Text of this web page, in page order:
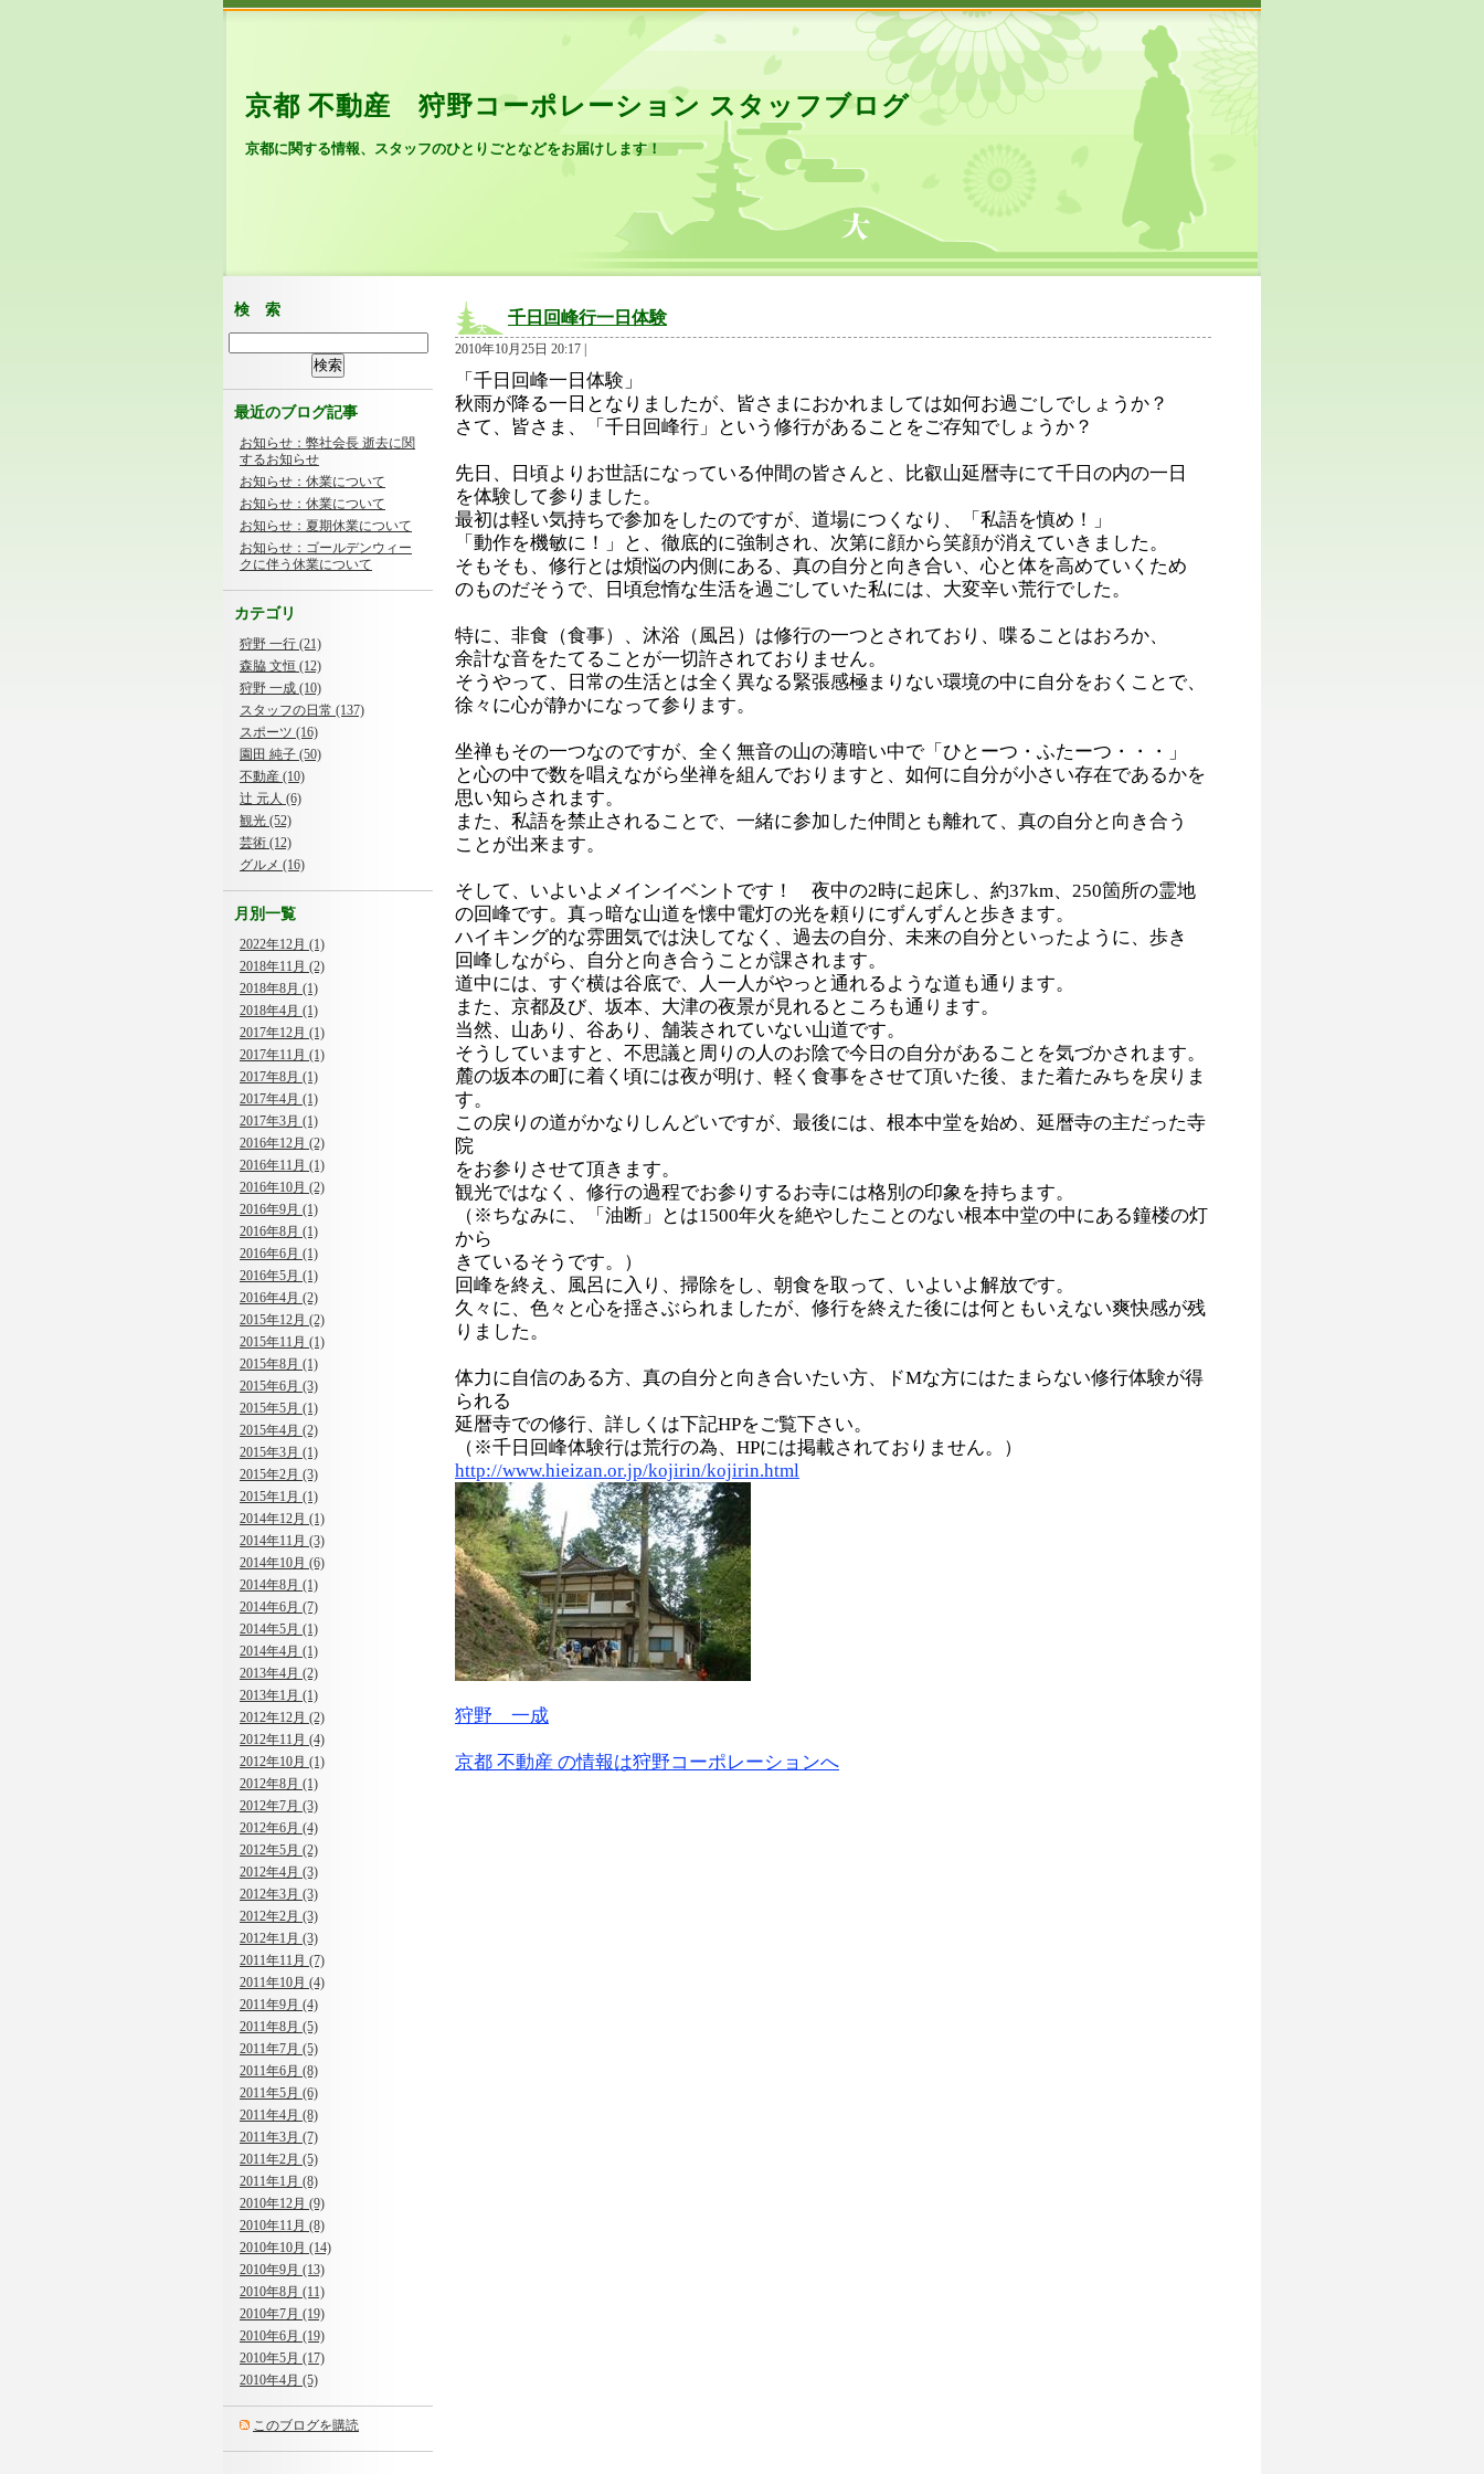
京都 不動産 狩野コーポレーション スタッフブログ
京都に関する情報、スタッフのひとりごとなどをお届けします！
検 索
最近のブログ記事
お知らせ：弊社会長 逝去に関
するお知らせ
お知らせ：休業について
お知らせ：休業について
お知らせ：夏期休業について
お知らせ：ゴールデンウィー
クに伴う休業について
カテゴリ
狩野 一行 (21)
森脇 文恒 (12)
狩野 一成 (10)
スタッフの日常 (137)
スポーツ (16)
園田 純子 (50)
不動産 (10)
辻 元人 (6)
観光 (52)
芸術 (12)
グルメ (16)
月別一覧
2022年12月 (1)
2018年11月 (2)
2018年8月 (1)
2018年4月 (1)
2017年12月 (1)
2017年11月 (1)
2017年8月 (1)
2017年4月 (1)
2017年3月 (1)
2016年12月 (2)
2016年11月 (1)
2016年10月 (2)
2016年9月 (1)
2016年8月 (1)
2016年6月 (1)
2016年5月 (1)
2016年4月 (2)
2015年12月 (2)
2015年11月 (1)
2015年8月 (1)
2015年6月 (3)
2015年5月 (1)
2015年4月 (2)
2015年3月 (1)
2015年2月 (3)
2015年1月 (1)
2014年12月 (1)
2014年11月 (3)
2014年10月 (6)
2014年8月 (1)
2014年6月 (7)
2014年5月 (1)
2014年4月 (1)
2013年4月 (2)
2013年1月 (1)
2012年12月 (2)
2012年11月 (4)
2012年10月 (1)
2012年8月 (1)
2012年7月 (3)
2012年6月 (4)
2012年5月 (2)
2012年4月 (3)
2012年3月 (3)
2012年2月 (3)
2012年1月 (3)
2011年11月 (7)
2011年10月 (4)
2011年9月 (4)
2011年8月 (5)
2011年7月 (5)
2011年6月 (8)
2011年5月 (6)
2011年4月 (8)
2011年3月 (7)
2011年2月 (5)
2011年1月 (8)
2010年12月 (9)
2010年11月 (8)
2010年10月 (14)
2010年9月 (13)
2010年8月 (11)
2010年7月 (19)
2010年6月 (19)
2010年5月 (17)
2010年4月 (5)
このブログを購読
千日回峰行一日体験
2010年10月25日 20:17 |
「千日回峰一日体験」
秋雨が降る一日となりましたが、皆さまにおかれましては如何お過ごしでしょうか？
さて、皆さま、「千日回峰行」という修行があることをご存知でしょうか？
先日、日頃よりお世話になっている仲間の皆さんと、比叡山延暦寺にて千日の内の一日
を体験して参りました。
最初は軽い気持ちで参加をしたのですが、道場につくなり、「私語を慎め！」
「動作を機敏に！」と、徹底的に強制され、次第に顔から笑顔が消えていきました。
そもそも、修行とは煩悩の内側にある、真の自分と向き合い、心と体を高めていくため
のものだそうで、日頃怠惰な生活を過ごしていた私には、大変辛い荒行でした。
特に、非食（食事）、沐浴（風呂）は修行の一つとされており、喋ることはおろか、
余計な音をたてることが一切許されておりません。
そうやって、日常の生活とは全く異なる緊張感極まりない環境の中に自分をおくことで、
徐々に心が静かになって参ります。
坐禅もその一つなのですが、全く無音の山の薄暗い中で「ひとーつ・ふたーつ・・・」
と心の中で数を唱えながら坐禅を組んでおりますと、如何に自分が小さい存在であるかを
思い知らされます。
また、私語を禁止されることで、一緒に参加した仲間とも離れて、真の自分と向き合う
ことが出来ます。
そして、いよいよメインイベントです！ 夜中の2時に起床し、約37km、250箇所の霊地
の回峰です。真っ暗な山道を懐中電灯の光を頼りにずんずんと歩きます。
ハイキング的な雰囲気では決してなく、過去の自分、未来の自分といったように、歩き
回峰しながら、自分と向き合うことが課されます。
道中には、すぐ横は谷底で、人一人がやっと通れるような道も通ります。
また、京都及び、坂本、大津の夜景が見れるところも通ります。
当然、山あり、谷あり、舗装されていない山道です。
そうしていますと、不思議と周りの人のお陰で今日の自分があることを気づかされます。
麓の坂本の町に着く頃には夜が明け、軽く食事をさせて頂いた後、また着たみちを戻りま
す。
この戻りの道がかなりしんどいですが、最後には、根本中堂を始め、延暦寺の主だった寺
院
をお参りさせて頂きます。
観光ではなく、修行の過程でお参りするお寺には格別の印象を持ちます。
（※ちなみに、「油断」とは1500年火を絶やしたことのない根本中堂の中にある鐘楼の灯
から
きているそうです。）
回峰を終え、風呂に入り、掃除をし、朝食を取って、いよいよ解放です。
久々に、色々と心を揺さぶられましたが、修行を終えた後には何ともいえない爽快感が残
りました。
体力に自信のある方、真の自分と向き合いたい方、ドMな方にはたまらない修行体験が得
られる
延暦寺での修行、詳しくは下記HPをご覧下さい。
（※千日回峰体験行は荒行の為、HPには掲載されておりません。）
http://www.hieizan.or.jp/kojirin/kojirin.html
狩野 一成
京都 不動産 の情報は狩野コーポレーションへ